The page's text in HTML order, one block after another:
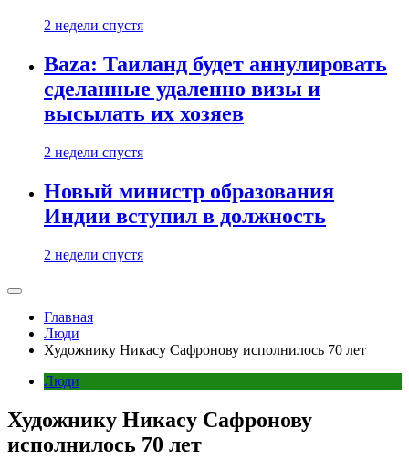
2 недели спустя
Baza: Таиланд будет аннулировать
сделанные удаленно визы и
высылать их хозяев
2 недели спустя
Новый министр образования
Индии вступил в должность
2 недели спустя
Главная
Люди
Художнику Никасу Сафронову исполнилось 70 лет
Люди
Художнику Никасу Сафронову
исполнилось 70 лет